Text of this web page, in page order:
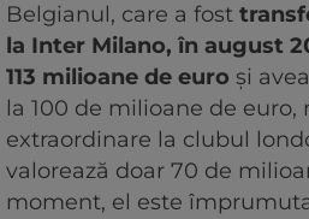
Belgianul, care a fost
la Inter Milano, în august
113 milioane de euro și
la 100 de milioane de
extraordinare la clubul
valorează doar 70 de
moment, el este